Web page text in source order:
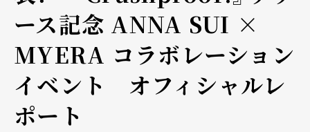
ース記念 ANNA SUI ×
MYERA コラボレーション
イベント オフィシャルレ
ポート